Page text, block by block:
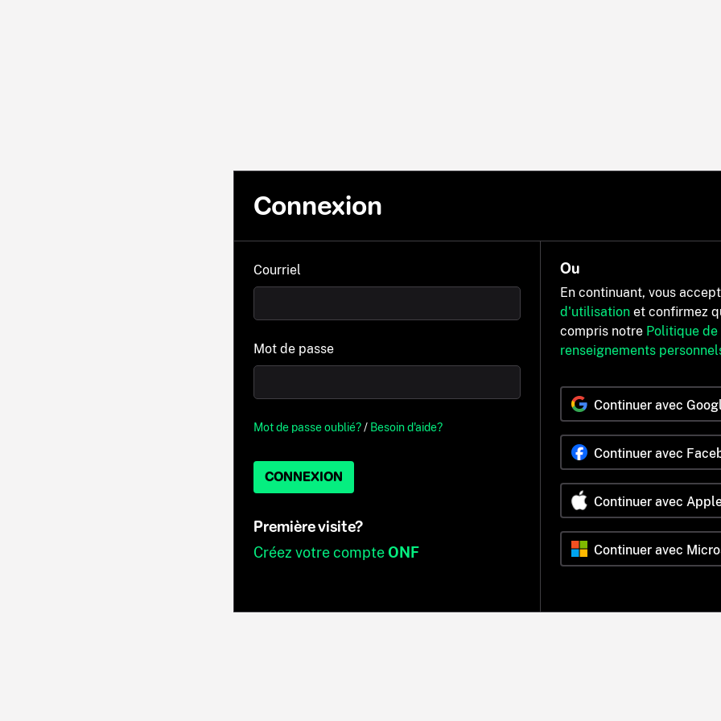
Connexion
Courriel
Mot de passe
Mot de passe oublié?/ Besoin d'aide?
CONNEXION
Première visite?
Créez votre compteONF
Ou
En continuant, vous
d'utilisation et confirmez
compris notre Politique
renseignements
Continuer avec
Continuer avec
Continuer avec
Continuer avec